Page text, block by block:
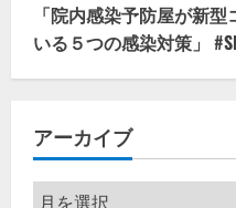
「院内感染予防屋が新
いる５つの感染対策」
アーカイブ
ア